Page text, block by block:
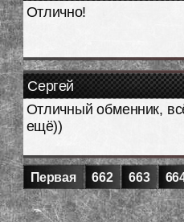
Отлично!
Сергей
Отличный обменник,
ещё))
Первая 662 663